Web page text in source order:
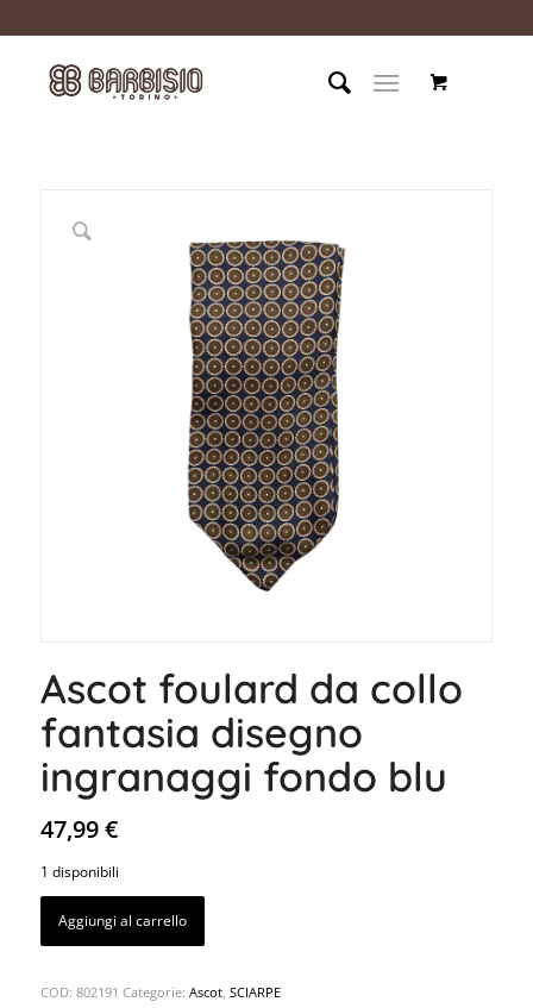
Ascot foulard da collo
fantasia disegno
ingranaggi fondo blu
47,99€
1 disponibili
Aggiungi al carrello
COD: 802191 Categorie: Ascot, SCIARPE